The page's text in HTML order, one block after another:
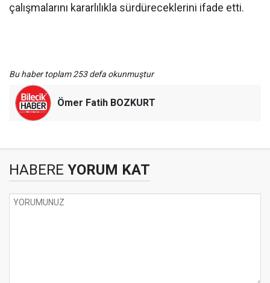
çalışmalarını kararlılıkla sürdüreceklerini ifade etti.
Bu haber toplam 253 defa okunmuştur
Ömer Fatih BOZKURT
HABERE YORUM KAT